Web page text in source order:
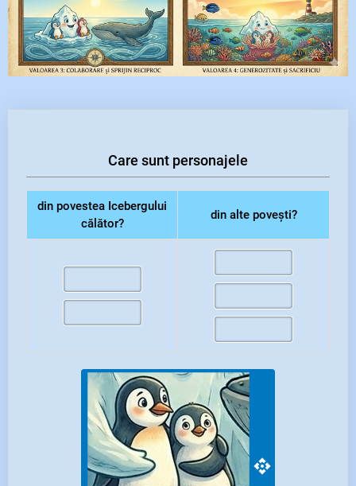
Care sunt personajele
din povestea Icebergului
călător?
din alte povești?